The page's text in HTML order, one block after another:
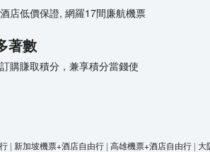
店低價保證, 網羅17間廉航機票
著數
購賺取積分，兼享積分當錢使
| 新加坡機票+酒店自由行 | 高雄機票+酒店自由行 | 大